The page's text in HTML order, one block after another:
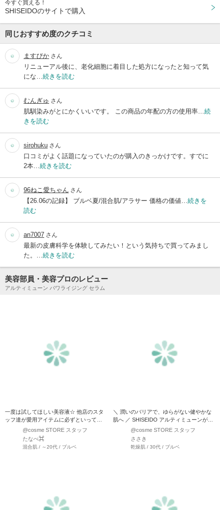
今すぐ買える！
SHISEIDOのサイトで購入
同じおすすめ度のクチコミ
ますぴか さん
リニューアル後に、老化細胞に着目した処方になったと知って気
にな…続きを読む
むんぎゅ さん
肌馴染みがとにかくいいです。 この商品の年配の方の使用率…続
きを読む
sirohuku さん
口コミがよく話題になっていたのが購入のきっかけです。すでに
2本…続きを読む
96ねこ愛ちゃん さん
【26.06の記録】 ブルベ夏/混合肌/アラサー 価格の価値…続きを
読む
an7007 さん
最新の皮膚科学を体験してみたい！という気持ちで買ってみまし
た。…続きを読む
美容部員・美容プロのレビュー
アルティミューン パワライジング セラム
一度は試してほしい美容液☆ 他店のスタ
ッフ達が愛用アイテムに必ずといってい
いほどあげてくるこのア…
@cosme STORE スタッフ
たなべ⌘
混合肌 / ～20代 / ブルベ
＼ 潤いのバリアで、ゆらがない健やかな
肌へ ／ SHISEIDO アルティミューンがリ
ニューアル…@cosme STORE スタッフ
ささき
乾燥肌 / 30代 / ブルベ